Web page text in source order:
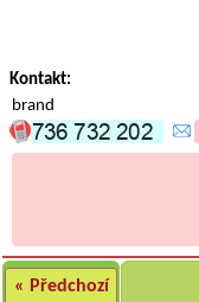
Kontakt:
brand
« Předchozí